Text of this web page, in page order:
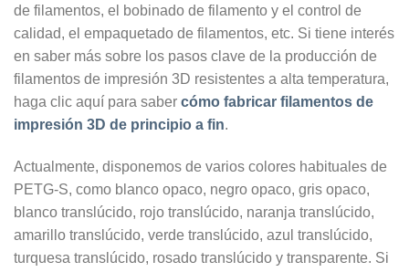
de filamentos, el bobinado de filamento y el control de
calidad, el empaquetado de filamentos, etc. Si tiene interés
en saber más sobre los pasos clave de la producción de
filamentos de impresión 3D resistentes a alta temperatura,
haga clic aquí para saber cómo fabricar filamentos de
impresión 3D de principio a fin.
Actualmente, disponemos de varios colores habituales de
PETG-S, como blanco opaco, negro opaco, gris opaco,
blanco translúcido, rojo translúcido, naranja translúcido,
amarillo translúcido, verde translúcido, azul translúcido,
turquesa translúcido, rosado translúcido y transparente. Si